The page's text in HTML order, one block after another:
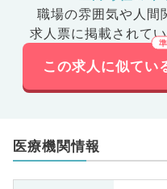
職場の雰囲気や人間
求人票に掲載されて
この求人に似てい
医療機関情報